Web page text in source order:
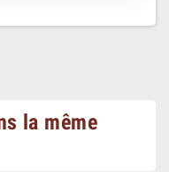
la même